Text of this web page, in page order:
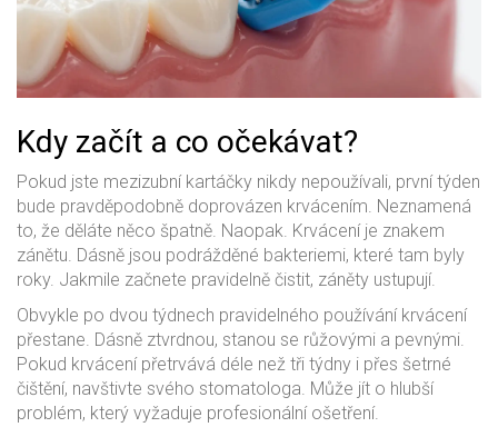
Kdy začít a co očekávat?
Pokud jste mezizubní kartáčky nikdy nepoužívali, první týden
bude pravděpodobně doprovázen krvácením. Neznamená
to, že děláte něco špatně. Naopak. Krvácení je znakem
zánětu. Dásně jsou podrážděné bakteriemi, které tam byly
roky. Jakmile začnete pravidelně čistit, záněty ustupují.
Obvykle po dvou týdnech pravidelného používání krvácení
přestane. Dásně ztvrdnou, stanou se růžovými a pevnými.
Pokud krvácení přetrvává déle než tři týdny i přes šetrné
čištění, navštivte svého stomatologa. Může jít o hlubší
problém, který vyžaduje profesionální ošetření.